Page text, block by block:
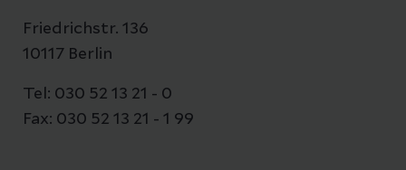
Friedrichstr. 136
10117 Berlin
Tel: 030 52 13 21 - 0
Fax: 030 52 13 21 - 1 99